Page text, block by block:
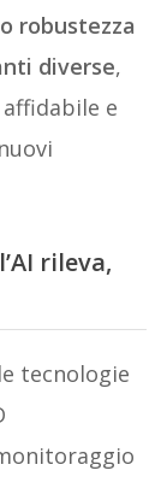
robustezza
diverse,
e
rileva,
tecnologie